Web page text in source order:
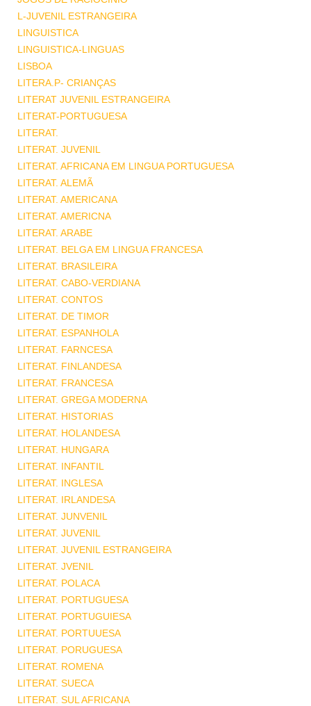
L-JUVENIL ESTRANGEIRA
LINGUISTICA
LINGUISTICA-LINGUAS
LISBOA
LITERA.P- CRIANÇAS
LITERAT JUVENIL ESTRANGEIRA
LITERAT-PORTUGUESA
LITERAT.
LITERAT. JUVENIL
LITERAT. AFRICANA EM LINGUA PORTUGUESA
LITERAT. ALEMÃ
LITERAT. AMERICANA
LITERAT. AMERICNA
LITERAT. ARABE
LITERAT. BELGA EM LINGUA FRANCESA
LITERAT. BRASILEIRA
LITERAT. CABO-VERDIANA
LITERAT. CONTOS
LITERAT. DE TIMOR
LITERAT. ESPANHOLA
LITERAT. FARNCESA
LITERAT. FINLANDESA
LITERAT. FRANCESA
LITERAT. GREGA MODERNA
LITERAT. HISTORIAS
LITERAT. HOLANDESA
LITERAT. HUNGARA
LITERAT. INFANTIL
LITERAT. INGLESA
LITERAT. IRLANDESA
LITERAT. JUNVENIL
LITERAT. JUVENIL
LITERAT. JUVENIL ESTRANGEIRA
LITERAT. JVENIL
LITERAT. POLACA
LITERAT. PORTUGUESA
LITERAT. PORTUGUIESA
LITERAT. PORTUUESA
LITERAT. PORUGUESA
LITERAT. ROMENA
LITERAT. SUECA
LITERAT. SUL AFRICANA